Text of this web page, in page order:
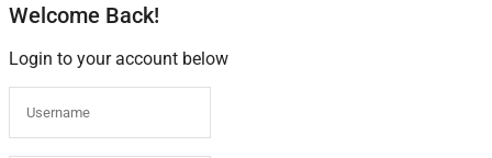
Welcome Back!
Login to your account below